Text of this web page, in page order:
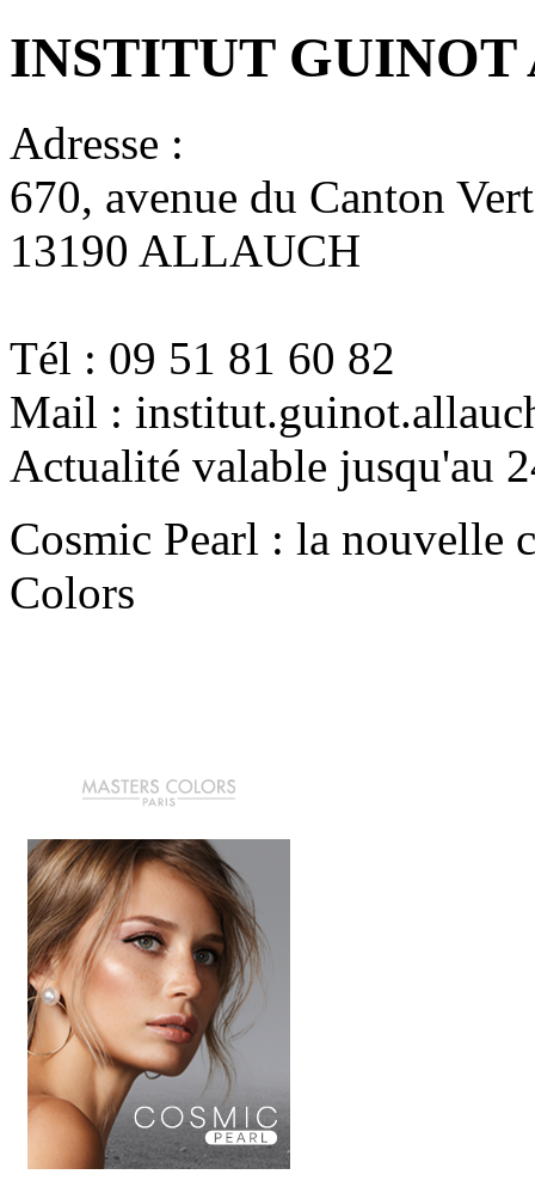
INSTITUT
Adresse :
670, avenue du Canton Vert
13190 ALLAUCH
Tél : 09 51 81 60 82
Mail :
Actualité valable jusqu'au
Cosmic Pearl : la nouvelle
Colors